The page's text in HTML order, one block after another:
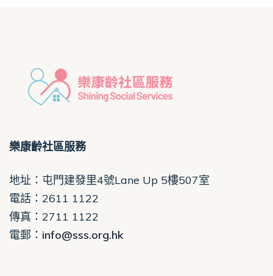
樂康齡社區服務
地址：屯門建發里4號Lane Up 5樓507室
電話 ：2611 1122
傳真：2711 1122
電郵 ： info@sss.org.hk